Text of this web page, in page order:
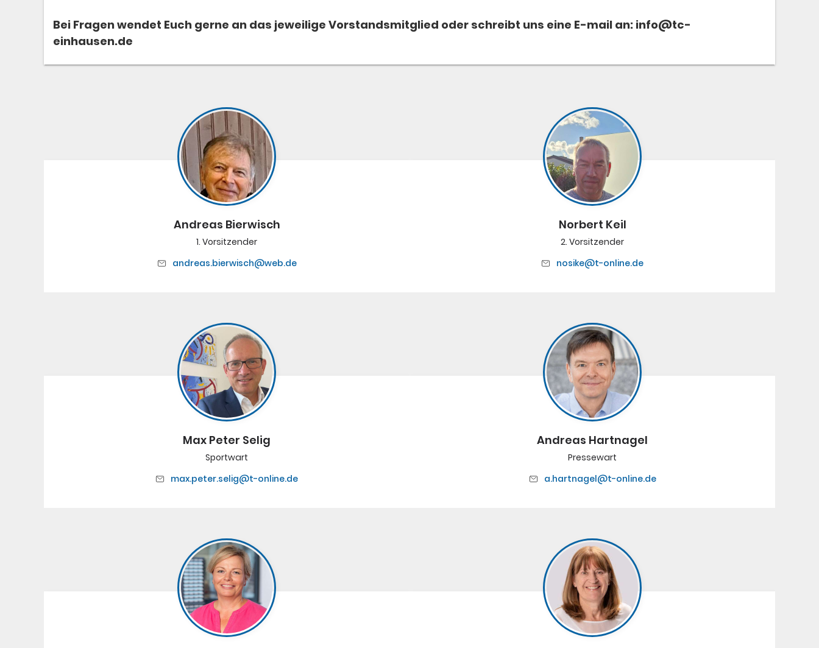
Bei Fragen wendet Euch gerne an das jeweilige Vorstandsmitglied oder schreibt uns eine E-mail an: info@tc-
einhausen.de
Andreas Bierwisch
1. Vorsitzender
andreas.bierwisch@web.de
Norbert Keil
2. Vorsitzender
nosike@t-online.de
Max Peter Selig
Sportwart
max.peter.selig@t-online.de
Andreas Hartnagel
Pressewart
a.hartnagel@t-online.de